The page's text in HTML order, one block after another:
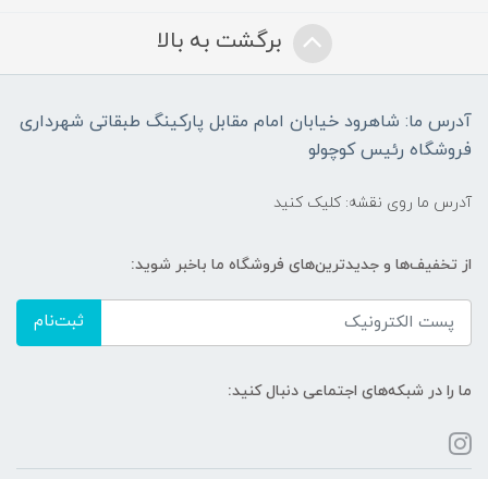
برگشت به بالا
آدرس ما: شاهرود خیابان امام مقابل پارکینگ طبقاتی شهرداری
فروشگاه رئیس کوچولو
آدرس ما روی نقشه: کلیک کنید
از تخفیف‌ها و جدیدترین‌های فروشگاه ما باخبر شوید:
ثبت‌نام
ما را در شبکه‌های اجتماعی دنبال کنید: